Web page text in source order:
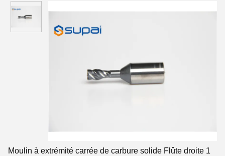
Moulin à extrémité carrée de carbure solide Flûte droite 1